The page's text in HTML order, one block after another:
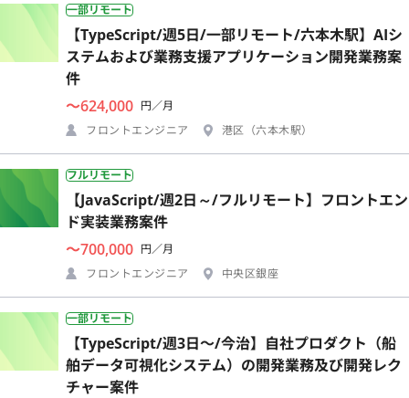
一部リモート
【TypeScript/週5日/一部リモート/六本木駅】AIシ
ステムおよび業務支援アプリケーション開発業務案
件
〜624,000 円／月
フロントエンジニア
港区（六本木駅）
フルリモート
【JavaScript/週2日～/フルリモート】フロントエン
ド実装業務案件
〜700,000 円／月
フロントエンジニア
中央区銀座
一部リモート
【TypeScript/週3日〜/今治】自社プロダクト（船
舶データ可視化システム）の開発業務及び開発レク
チャー案件